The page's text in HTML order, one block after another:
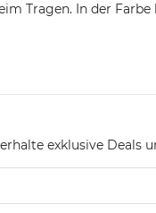
Tragen. In der
exklusive Deals